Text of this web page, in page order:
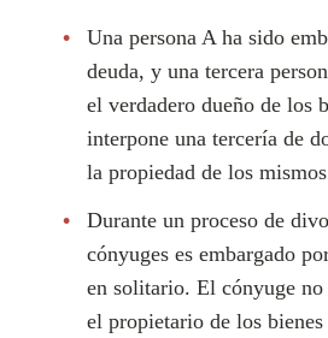
Una persona A ha sido
deuda, y una tercera
el verdadero dueño de los
interpone una tercería de
la propiedad de los
Durante un proceso de
cónyuges es embargado
en solitario. El cónyuge no
el propietario de los bienes